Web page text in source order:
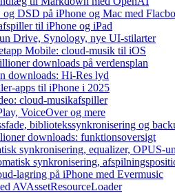
DSD på iPhone og Mac med
til iPhone og iPad
Drive, Synology, nye UI-stilarter
Mobile: cloud-musik til iOS
downloads på verdensplan
downloads: Hi-Res lyd
apps til iPhone i 2025
cloud-musikafspiller
VoiceOver og mere
bibliotekssynkronisering og
downloads: funktionsoversigt
synkronisering, equalizer, OPUS-
synkronisering,
lagring på iPhone med Evermusic
AVAssetResourceLoader